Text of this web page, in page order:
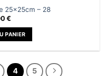
25x25cm – 28
€
PANIER
4 5